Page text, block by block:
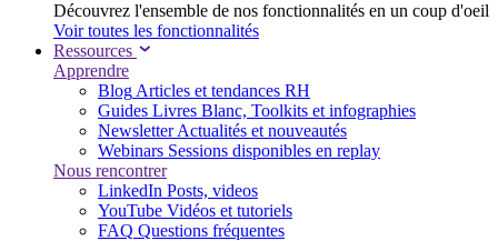
Découvrez l'ensemble de nos fonctionnalités en un coup d'oeil
Voir toutes les fonctionnalités
Ressources
Apprendre
Blog Articles et tendances RH
Guides Livres Blanc, Toolkits et infographies
Newsletter Actualités et nouveautés
Webinars Sessions disponibles en replay
Nous rencontrer
LinkedIn Posts, videos
YouTube Vidéos et tutoriels
FAQ Questions fréquentes